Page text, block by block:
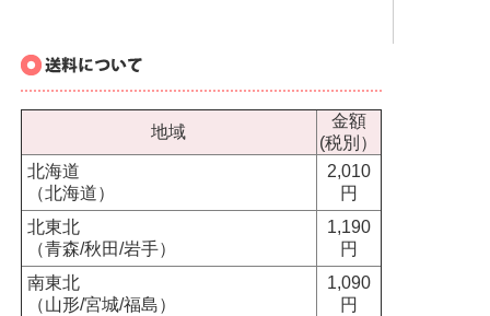
地域
金額
(税別）
北海道
（北海道）
2,010
円
北東北
（青森/秋田/岩手）
1,190
円
南東北
（山形/宮城/福島）
1,090
円